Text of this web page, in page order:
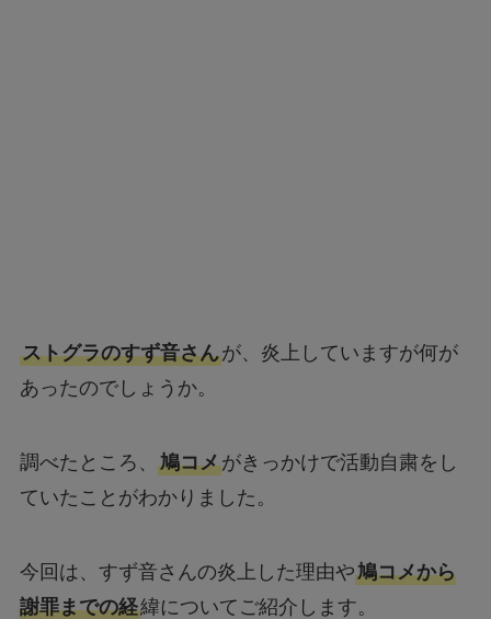
ストグラのすず音さんが、炎上していますが何が
あったのでしょうか。
調べたところ、 鳩コメがきっかけで活動自粛をし
ていたことがわかりました。
今回は、すず音さんの炎上した理由や鳩コメから
謝罪までの経緯についてご紹介します。